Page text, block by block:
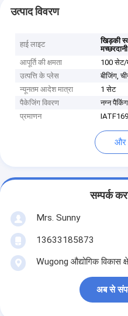
उत्पाद विवरण
हाई लाइट खिड़की
आपूर्ति की क्षमता
100 सेट/
उत्पत्ति के प्लेस
बीजिंग,
न्यूनतम आदेश मात्रा
1 सेट
पैकेजिंग विवरण
नग्न पैकिंग
प्रमाणन
और
सम्पर्क
Mrs. Sunny
13633185873
Wugong औद्योगिक विकास
अब से